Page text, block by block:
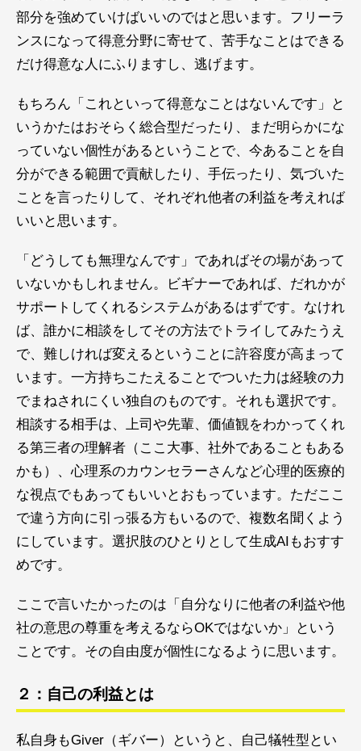
部分を強めていけばいいのではと思います。フリーラ
ンスになって得意分野に寄せて、苦手なことはできる
だけ得意な人にふりますし、逃げます。
もちろん「これといって得意なことはないんです」と
いうかたはおそらく総合型だったり、まだ明らかにな
っていない個性があるということで、今あることを自
分ができる範囲で貢献したり、手伝ったり、気づいた
ことを言ったりして、それぞれ他者の利益を考えれば
いいと思います。
「どうしても無理なんです」であればその場があって
いないかもしれません。ビギナーであれば、だれかが
サポートしてくれるシステムがあるはずです。なけれ
ば、誰かに相談をしてその方法でトライしてみたうえ
で、難しければ変えるということに許容度が高まって
います。一方持ちこたえることでついた力は経験の力
でまねされにくい独自のものです。それも選択です。
相談する相手は、上司や先輩、価値観をわかってくれ
る第三者の理解者（ここ大事、社外であることもある
かも）、心理系のカウンセラーさんなど心理的医療的
な視点でもあってもいいとおもっています。ただここ
で違う方向に引っ張る方もいるので、複数名聞くよう
にしています。選択肢のひとりとして生成AIもおすす
めです。
ここで言いたかったのは「自分なりに他者の利益や他
社の意思の尊重を考えるならOKではないか」という
ことです。その自由度が個性になるように思います。
２：自己の利益とは
私自身もGiver（ギバー）というと、自己犠牲型とい